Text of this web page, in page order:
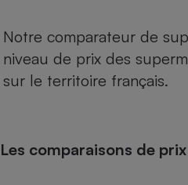
Notre comparateur de
niveau de prix des
sur le territoire français.
Les comparaisons de prix